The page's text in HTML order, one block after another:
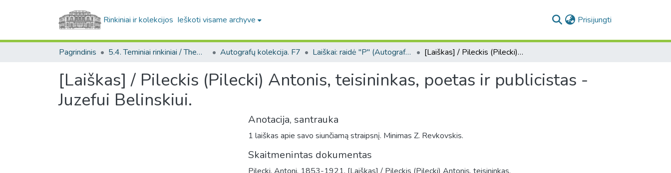
Rinkiniai ir kolekcijos Ieškoti visame archyve Prisijungti
Pagrindinis 5.4. Teminiai rinkiniai / Thematic collections Autografų kolekcija. F7 Laiškai: raidė "P" (Autografų kolekcija. F7) [Laiškas] / Pileckis (Pilecki) Antonis, teisininkas, poetas ir publicistas - Juzefui Belinskiui.
[Laiškas] / Pileckis (Pilecki) Antonis, teisininkas, poetas ir publicistas -
Juzefui Belinskiui.
Anotacija, santrauka
1 laiškas apie savo siunčiamą straipsnį. Minimas Z. Revkovskis.
Skaitmenintas dokumentas